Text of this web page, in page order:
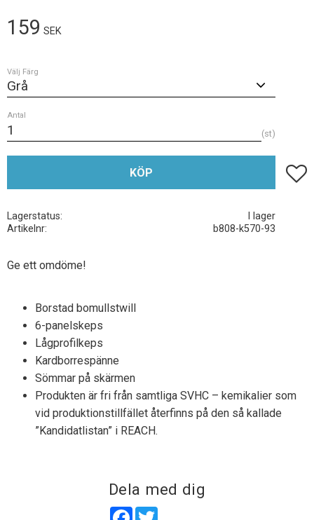
159 SEK
Välj Färg
Antal
st
KÖP Lägg
Lagerstatus
I lager
Artikelnr
b808-k570-93
Ge ett omdöme!
Borstad bomullstwill
6-panelskeps
Lågprofilkeps
Kardborrespänne
Sömmar på skärmen
Produkten är fri från samtliga SVHC – kemikalier som
vid produktionstillfället återfinns på den så kallade
”Kandidatlistan” i REACH.
Dela med dig
Facebook